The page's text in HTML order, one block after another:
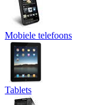
Mobiele telefoons
Tablets